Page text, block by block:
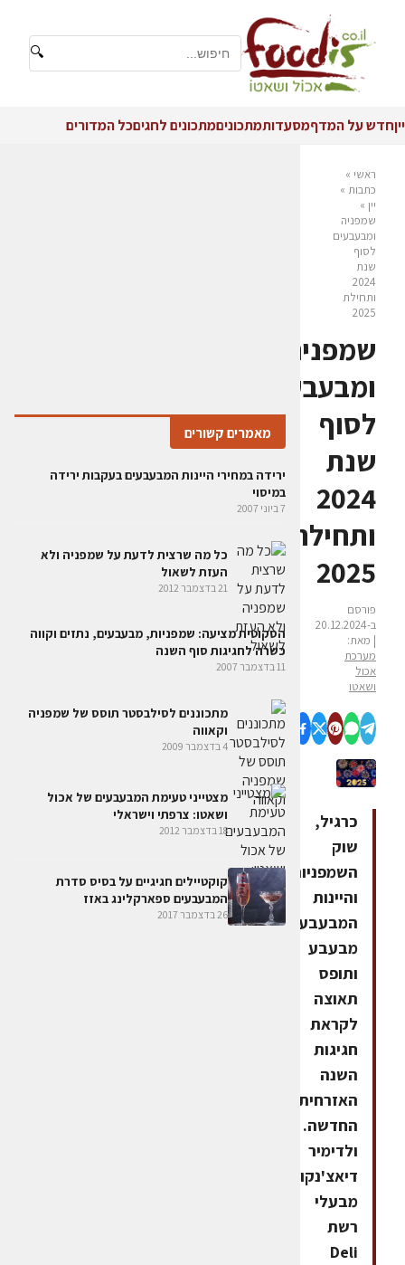
🔍
ייןחדש על המדףמסעדותמתכוניםמתכונים לחגיםכל המדורים
ראשי »
כתבות »
יין »
שמפניה
ומבעבעים
לסוף
שנת
2024
ותחילת
2025
שמפניה
ומבעבעים
לסוף
שנת
2024
ותחילת
2025
פורסם
ב-20.12.2024
| מאת:
מערכת
אכול
ושאטו
כרגיל,
שוק
השמפניות
והיינות
המבעבעים
מבעבע
ותופס
תאוצה
לקראת
חגיגות
השנה
האזרחית
החדשה.
ולדימיר
דיאצ'נקו,
מבעלי
רשת
Deli
מאמרים קשורים
ירידה במחירי היינות המבעבעים בעקבות ירידה
במיסוי
7 ביוני 2007
כל מה שרצית לדעת על שמפניה ולא
העזת לשאול
21 בדצמבר 2012
הסקוטית מציעה: שמפניות, מבעבעים, נתזים וקווה
כשרה לחגיגות סוף השנה
11 בדצמבר 2007
מתכוננים לסילבסטר תוסס של שמפניה
וקאווה
4 בדצמבר 2009
מצטייני טעימת המבעבעים של אכול
ושאטו: צרפתי וישראלי
18 בדצמבר 2012
קוקטיילים חגיגיים על בסיס סדרת
המבעבעים ספארקלינג באזז
26 בדצמבר 2017